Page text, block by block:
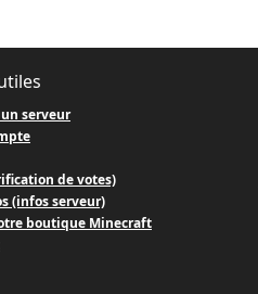
serveur
de votes)
(infos serveur)
boutique Minecraft